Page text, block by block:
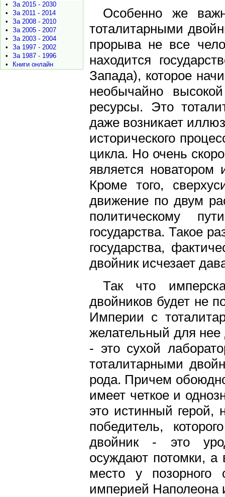
•
За 2015 - 2030
•
За 2011 - 2014
•
За 2008 - 2010
•
За 2005 - 2007
•
За 2003 - 2004
•
За 1997 - 2002
•
За 1987 - 1996
•
Книги онлайн
Особенно же
тоталитарными
прорыва не все
находится
Запада), которое
необычайно
ресурсы. Это
даже возникает
исторического
цикла. Но очень
является новатором
Кроме того,
движение по двум
политическому
государства. Такое
государства,
двойник исчезает
Так что
двойников будет не
Империи с
желательный для
- это сухой
тоталитарными
рода. Причем
имеет четкое и
это истинный герой,
победитель,
двойник - это
осуждают потомки, а
место у
империей Наполеона